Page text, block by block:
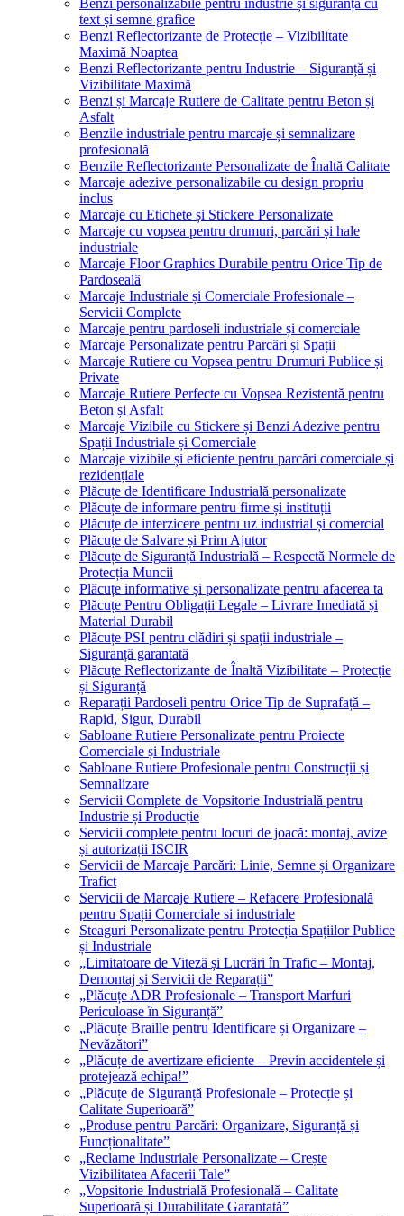
Benzi personalizabile pentru industrie și siguranță cu
text și semne grafice
Benzi Reflectorizante de Protecție – Vizibilitate
Maximă Noaptea
Benzi Reflectorizante pentru Industrie – Siguranță și
Vizibilitate Maximă
Benzi și Marcaje Rutiere de Calitate pentru Beton și
Asfalt
Benzile industriale pentru marcaje și semnalizare
profesională
Benzile Reflectorizante Personalizate de Înaltă Calitate
Marcaje adezive personalizabile cu design propriu
inclus
Marcaje cu Etichete și Stickere Personalizate
Marcaje cu vopsea pentru drumuri, parcări și hale
industriale
Marcaje Floor Graphics Durabile pentru Orice Tip de
Pardoseală
Marcaje Industriale și Comerciale Profesionale –
Servicii Complete
Marcaje pentru pardoseli industriale și comerciale
Marcaje Personalizate pentru Parcări și Spații
Marcaje Rutiere cu Vopsea pentru Drumuri Publice și
Private
Marcaje Rutiere Perfecte cu Vopsea Rezistentă pentru
Beton și Asfalt
Marcaje Vizibile cu Stickere și Benzi Adezive pentru
Spații Industriale și Comerciale
Marcaje vizibile și eficiente pentru parcări comerciale și
rezidențiale
Plăcuțe de Identificare Industrială personalizate
Plăcuțe de informare pentru firme și instituții
Plăcuțe de interzicere pentru uz industrial și comercial
Plăcuțe de Salvare și Prim Ajutor
Plăcuțe de Siguranță Industrială – Respectă Normele de
Protecția Muncii
Plăcuțe informative și personalizate pentru afacerea ta
Plăcuțe Pentru Obligații Legale – Livrare Imediată și
Material Durabil
Plăcuțe PSI pentru clădiri și spații industriale –
Siguranță garantată
Plăcuțe Reflectorizante de Înaltă Vizibilitate – Protecție
și Siguranță
Reparații Pardoseli pentru Orice Tip de Suprafață –
Rapid, Sigur, Durabil
Sabloane Rutiere Personalizate pentru Proiecte
Comerciale și Industriale
Sabloane Rutiere Profesionale pentru Construcții și
Semnalizare
Servicii Complete de Vopsitorie Industrială pentru
Industrie și Producție
Servicii complete pentru locuri de joacă: montaj, avize
și autorizații ISCIR
Servicii de Marcaje Parcări: Linie, Semne și Organizare
Trafict
Servicii de Marcaje Rutiere – Refacere Profesională
pentru Spații Comerciale si industriale
Steaguri Personalizate pentru Protecția Spațiilor Publice
și Industriale
„Limitatoare de Viteză și Lucrări în Trafic – Montaj,
Demontaj și Servicii de Reparații”
„Plăcuțe ADR Profesionale – Transport Marfuri
Periculoase în Siguranță”
„Plăcuțe Braille pentru Identificare și Organizare –
Nevăzători”
„Plăcuțe de avertizare eficiente – Previn accidentele și
protejează echipa!”
„Plăcuțe de Siguranță Profesionale – Protecție și
Calitate Superioară”
„Produse pentru Parcări: Organizare, Siguranță și
Funcționalitate”
„Reclame Industriale Personalizate – Crește
Vizibilitatea Afacerii Tale”
„Vopsitorie Industrială Profesională – Calitate
Superioară și Durabilitate Garantată”